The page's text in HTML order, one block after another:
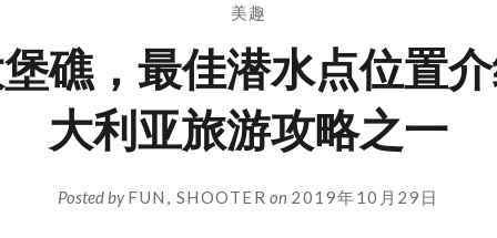
美趣
礁，最佳潜水点位置
大利亚旅游攻略之一
Posted byFUN, SHOOTER on 2019年10月29日